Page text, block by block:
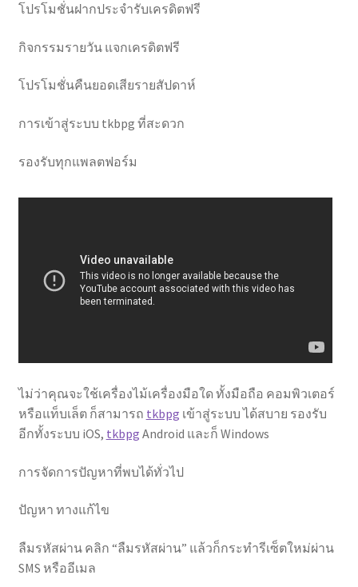
โปรโมชั่นฝากประจำรับเครดิตฟรี
กิจกรรมรายวัน แจกเครดิตฟรี
โปรโมชั่นคืนยอดเสียรายสัปดาห์
การเข้าสู่ระบบ tkbpg ที่สะดวก
รองรับทุกแพลตฟอร์ม
ไม่ว่าคุณจะใช้เครื่องไม้เครื่องมือใด ทั้งมือถือ คอมพิวเตอร์
หรือแท็บเล็ต ก็สามารถ tkbpg เข้าสู่ระบบ ได้สบาย รองรับ
อีกทั้งระบบ iOS, tkbpg Android และก็ Windows
การจัดการปัญหาที่พบได้ทั่วไป
ปัญหา ทางแก้ไข
ลืมรหัสผ่าน คลิก “ลืมรหัสผ่าน” แล้วก็กระทำรีเซ็ตใหม่ผ่าน
SMS หรืออีเมล